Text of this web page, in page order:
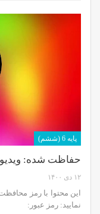
پایه 6 (ششم)
حفاظت شده:
۱۲ دی ۱۴۰۰
این محتوا با رمز
نمایید: رمز عبور: